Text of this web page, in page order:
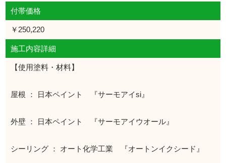
付帯価格
￥250,220
施工内容詳細
【使用塗料・材料】
屋根 ： 日本ペイント 『サーモアイsi』
外壁 ： 日本ペイント 『サーモアイウオール』
シーリング ： オート化学工業 『オートンイクシード』